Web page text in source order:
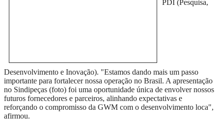
PDI (Pesquisa,
Desenvolvimento e Inovação). "Estamos dando mais um passo
importante para fortalecer nossa operação no Brasil. A apresentação
no Sindipeças (foto) foi uma oportunidade única de envolver nossos
futuros fornecedores e parceiros, alinhando expectativas e
reforçando o compromisso da GWM com o desenvolvimento loca",
afirmou.